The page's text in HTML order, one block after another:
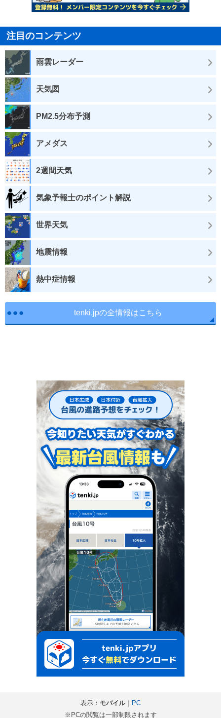
注目のコンテンツ
雨雲レーダー
天気図
PM2.5分布予測
アメダス
2週間天気
気象予報士のポイント解説
世界天気
地震情報
熱中症情報
tenki.jpの全情報はこちら
表示： モバイル｜ PC
※PCの閲覧は一部制限されます